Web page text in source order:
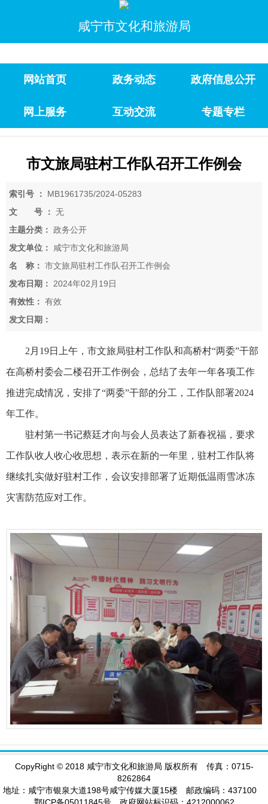
咸宁市文化和旅游局
网站首页 政务动态 政府信息公开
网上服务 互动交流 专题专栏
市文旅局驻村工作队召开工作例会
索引号 ：
MB1961735/2024-05283
文 号 ： 无
主题分类： 政务公开
发文单位：
咸宁市文化和旅游局
名 称： 市文旅局驻村工作队召开工作例会
发布日期：
2024年02月19日
有效性： 有效
发文日期：
2月19日上午，市文旅局驻村工作队和高桥村“两委”干部
在高桥村委会二楼召开工作例会，总结了去年一年各项工作
推进完成情况，安排了“两委”干部的分工，工作队部署2024
年工作。
驻村第一书记蔡廷才向与会人员表达了新春祝福，要求
工作队收人收心收思想，表示在新的一年里，驻村工作队将
继续扎实做好驻村工作，会议安排部署了近期低温雨雪冰冻
灾害防范应对工作。
CopyRight ©2018 咸宁市文化和旅游局 版权所有 传真：0715-
8262864
地址：咸宁市银泉大道198号咸宁传媒大厦15楼 邮政编码：437100